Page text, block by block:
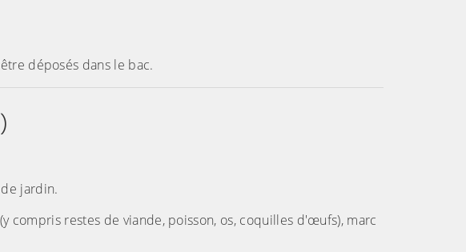
déposés dans le bac.
jardin.
compris restes de viande, poisson, os, coquilles d'œufs), marc